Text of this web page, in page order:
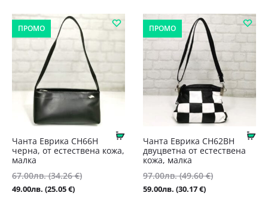
127.00лв.
е:
89.00лв.
(45.50
98.00лв.
(50.11
€).
е:
59.00лв.
(30.17
€).
ПРОМО
Купи
Чанта Еврика CH66H
черна, от естествена кожа,
малка
67.00лв. (34.26 €)Original
49.00лв. (25.05 €)Текущата
ПРОМО
Чанта Еврика CH62BH
двуцветна от естествена
кожа, малка
97.00лв. (49.60 €)Original
59.00лв. (30.17 €)Текущата